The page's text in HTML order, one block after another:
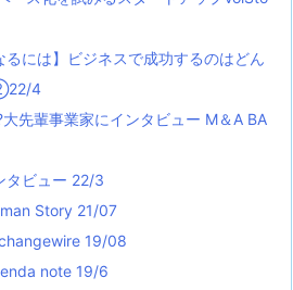
るには】ビジネスで成功するのはどん
4
先輩事業家にインタビュー M＆A BA
タビュー 22/3
Story 21/07
19/08
note 19/6